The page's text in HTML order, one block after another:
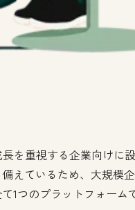
を重視する企業向けに
えているため、大規模
1つのプラットフォーム